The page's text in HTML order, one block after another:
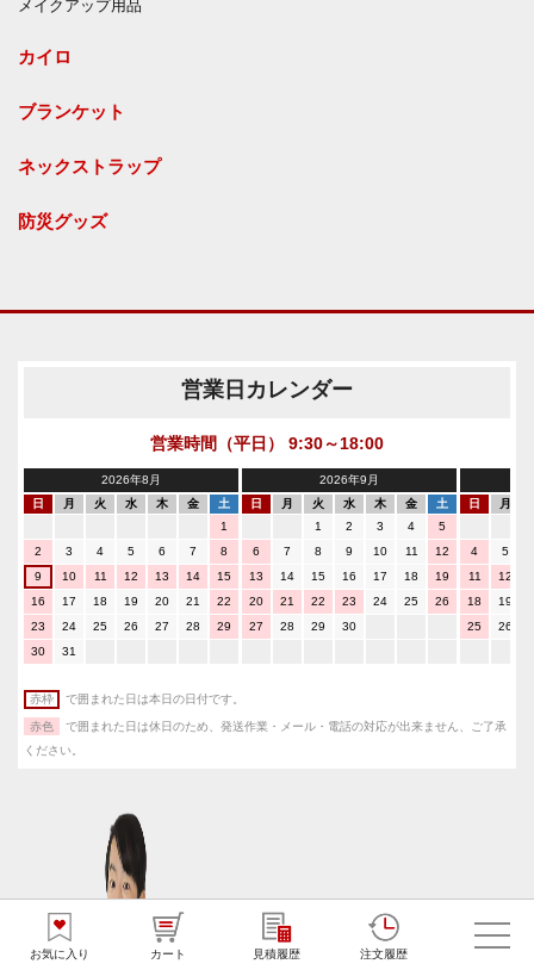
お気に入り カート 見積履歴 注文履歴
メイクアップ用品
カイロ
ブランケット
ネックストラップ
防災グッズ
営業日カレンダー
営業時間（平日） 9:30～18:00
2026年8月
日
月 火 水 木 金
土
1
2
3 4 5 6 7
8
9
10 11 12 13 14
15
16
17 18 19 20 21
22
23
24 25 26 27 28
29
30
31
2026年9月
日
月 火 水 木 金
土
1
2 3 4
5
6
7 8 9 10 11
12
13
14 15 16 17 18
19
20
21 22 23 24 25
26
27
28 29 30
日 月
4 5
11
12
18
19
25
26
赤枠 で囲まれた日は本日の日付です。
赤色
で囲まれた日は休日のため、発送作業・メール・電話の対応が出来ません、ご了承
ください。
お客様のご質問やお問合せに対応する